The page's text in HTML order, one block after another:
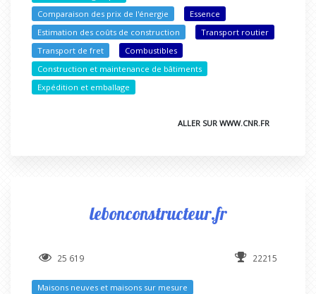
Comparaison des prix de l'énergie
Essence
Estimation des coûts de construction
Transport routier
Transport de fret
Combustibles
Construction et maintenance de bâtiments
Expédition et emballage
ALLER SUR WWW.CNR.FR
lebonconstructeur.fr
25 619 22215
Maisons neuves et maisons sur mesure